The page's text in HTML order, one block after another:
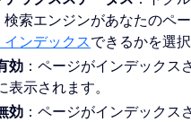
検索エンジンがあなたのペ
インデックスできるかを選
効 ：ページがインデックス
表示されます。
効 ：ページがインデックス